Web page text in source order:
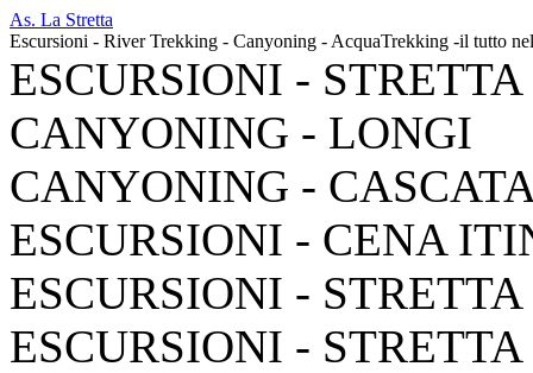
As. La Stretta
Escursioni - River Trekking - Canyoning - AcquaTrekking -il tutto
ESCURSIONI -
CANYONING - LONGI
CANYONING -
ESCURSIONI - CENA
ESCURSIONI -
ESCURSIONI -